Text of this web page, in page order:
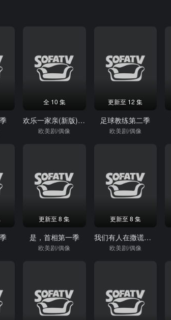
全 10 集
欢乐一家亲(新版)第二季
欧美剧/偶像
更新至 12 集
足球教练第二季
欧美剧/偶像
更新至 8 集
是，首相第一季
欧美剧/偶像
更新至 8 集
我们有人在撒谎第一季
欧美剧/偶像